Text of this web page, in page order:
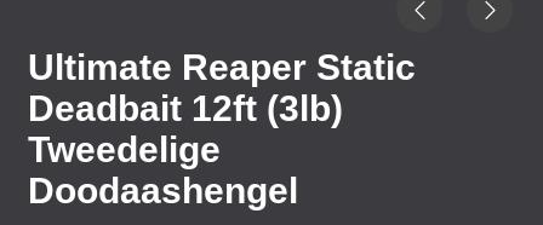
Ultimate Reaper Static
Deadbait 12ft (3lb)
Tweedelige
Doodaashengel